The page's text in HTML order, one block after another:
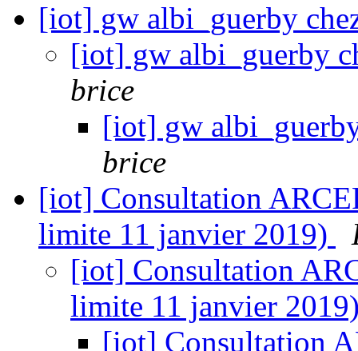
[iot] gw albi_guerby
[iot] gw albi_guerby
brice
[iot] gw
brice
[iot] Consultation
limite 11 janvier 2019)
[iot] Consultation
limite 11 janvier
[iot] Consultation